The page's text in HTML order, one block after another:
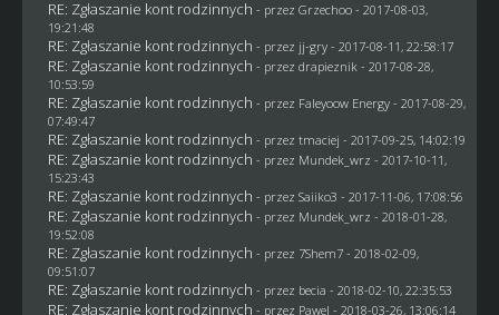
RE: Zgłaszanie kont rodzinnych - przez Grzechoo- 2017-08-03,
19:21:48
RE: Zgłaszanie kont rodzinnych - przez jj-gry- 2017-08-11, 22:58:17
RE: Zgłaszanie kont rodzinnych - przez drapieznik- 2017-08-28,
10:53:59
RE: Zgłaszanie kont rodzinnych - przez Faleyoow Energy- 2017-08-29,
07:49:47
RE: Zgłaszanie kont rodzinnych - przez tmaciej - 2017-09-25, 14:02:19
RE: Zgłaszanie kont rodzinnych - przez Mundek_wrz - 2017-10-11,
15:23:43
RE: Zgłaszanie kont rodzinnych - przez Saiiko3 - 2017-11-06, 17:08:56
RE: Zgłaszanie kont rodzinnych - przez Mundek_wrz - 2018-01-28,
19:52:08
RE: Zgłaszanie kont rodzinnych - przez 7Shem7- 2018-02-09,
09:51:07
RE: Zgłaszanie kont rodzinnych - przez becia - 2018-02-10, 22:35:53
RE: Zgłaszanie kont rodzinnych - przez Pawel - 2018-03-26, 13:06:14